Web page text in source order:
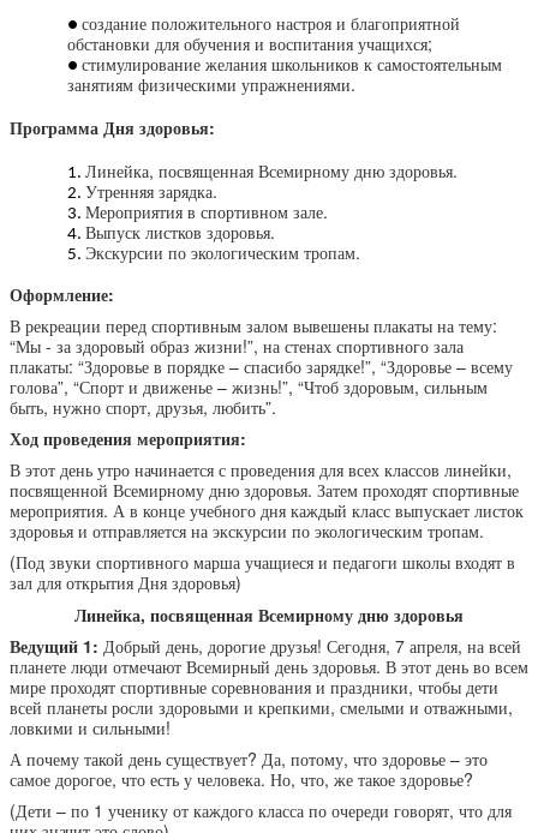
создание положительного настроя и благоприятной
обстановки для обучения и воспитания учащихся;
стимулирование желания школьников к самостоятельным
занятиям физическими упражнениями.
Программа Дня здоровья:
Линейка, посвященная Всемирному дню здоровья.
Утренняя зарядка.
Мероприятия в спортивном зале.
Выпуск листков здоровья.
Экскурсии по экологическим тропам.
Оформление:
В рекреации перед спортивным залом вывешены плакаты на тему:
“Мы - за здоровый образ жизни!”, на стенах спортивного зала
плакаты: “Здоровье в порядке – спасибо зарядке!”, “Здоровье – всему
голова”, “Спорт и движенье – жизнь!”, “Чтоб здоровым, сильным
быть, нужно спорт, друзья, любить”.
Ход проведения мероприятия:
В этот день утро начинается с проведения для всех классов линейки,
посвященной Всемирному дню здоровья. Затем проходят спортивные
мероприятия. А в конце учебного дня каждый класс выпускает листок
здоровья и отправляется на экскурсии по экологическим тропам.
(Под звуки спортивного марша учащиеся и педагоги школы входят в
зал для открытия Дня здоровья)
Линейка, посвященная Всемирному дню здоровья
Ведущий 1: Добрый день, дорогие друзья! Сегодня, 7 апреля, на всей
планете люди отмечают Всемирный день здоровья. В этот день во всем
мире проходят спортивные соревнования и праздники, чтобы дети
всей планеты росли здоровыми и крепкими, смелыми и отважными,
ловкими и сильными!
А почему такой день существует? Да, потому, что здоровье – это
самое дорогое, что есть у человека. Но, что, же такое здоровье?
(Дети – по 1 ученику от каждого класса по очереди говорят, что для